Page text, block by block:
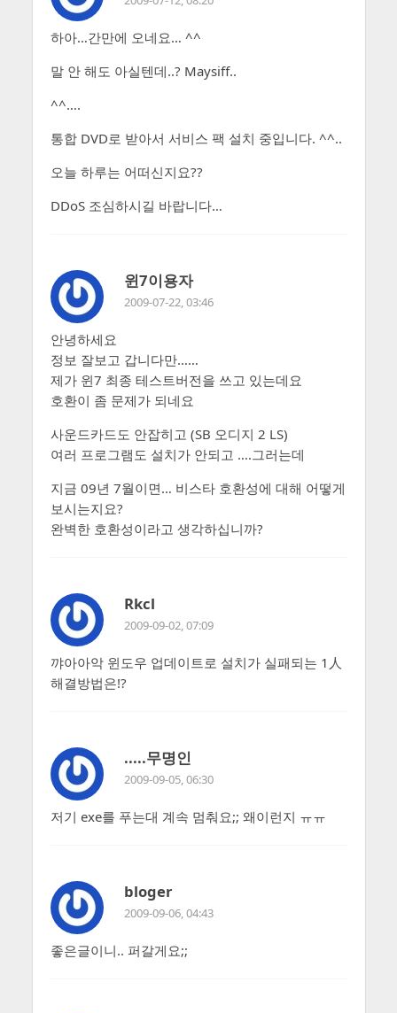
하아…간만에 오네요… ^^
말 안 해도 아실텐데..? Maysiff..
^^….
통합 DVD로 받아서 서비스 팩 설치 중입니다. ^^..
오늘 하루는 어떠신지요??
DDoS 조심하시길 바랍니다…
윈7이용자
2009-07-22, 03:46
안녕하세요
정보 잘보고 갑니다만……
제가 윈7 최종 테스트버전을 쓰고 있는데요
호환이 좀 문제가 되네요
사운드카드도 안잡히고 (SB 오디지 2 LS)
여러 프로그램도 설치가 안되고 ….그러는데
지금 09년 7월이면… 비스타 호환성에 대해 어떻게
보시는지요?
완벽한 호환성이라고 생각하십니까?
Rkcl
2009-09-02, 07:09
꺄아아악 윈도우 업데이트로 설치가 실패되는 1人
해결방법은!?
.....무명인
2009-09-05, 06:30
저기 exe를 푸는대 계속 멈춰요;; 왜이런지 ㅠㅠ
bloger
2009-09-06, 04:43
좋은글이니.. 퍼갈게요;;